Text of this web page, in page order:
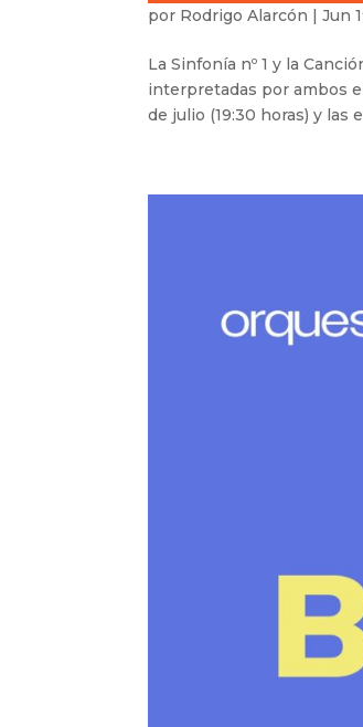
por Rodrigo Alarcón |Jun
La Sinfonía nº 1 y la
interpretadas por ambos
de julio (19:30 horas) y las